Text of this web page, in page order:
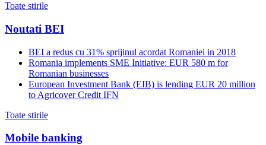
Toate stirile
Noutati BEI
BEI a redus cu 31% sprijinul acordat Romaniei in 2018
Romania implements SME Initiative: EUR 580 m for
Romanian businesses
European Investment Bank (EIB) is lending EUR 20 million
to Agricover Credit IFN
Toate stirile
Mobile banking